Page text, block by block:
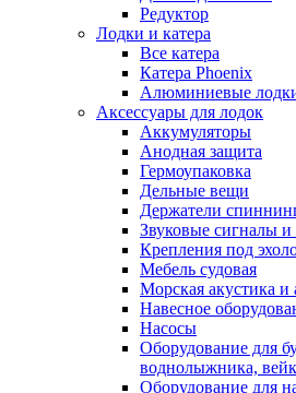
Редуктор
Лодки и катера
Все катера
Катера Phoenix
Алюминиевые
Аксессуары для лодок
Аккумуляторы
Анодная защита
Гермоупаковка
Дельные вещи
Держатели
Звуковые сигналы
Крепления под
Мебель судовая
Морская акустика и
Навесное
Насосы
Оборудование для
воднолыжника,
Оборудование для